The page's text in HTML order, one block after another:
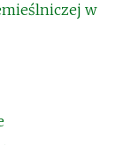
w